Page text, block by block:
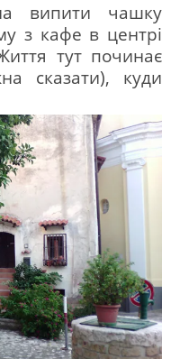
випити чашку
з кафе в центрі
тут починає
сказати), куди